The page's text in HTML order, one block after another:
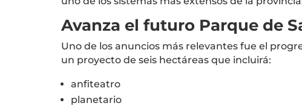
Avanza el futuro Parque de
Uno de los anuncios más relevantes fue el
un proyecto de seis hectáreas que incluirá:
anfiteatro
planetario